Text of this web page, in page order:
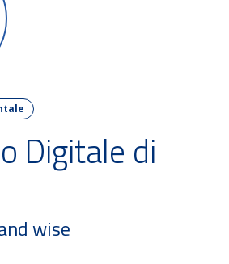
Digitale di
wise